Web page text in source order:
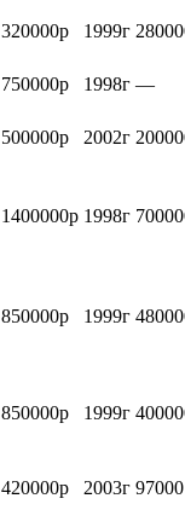
320000р 1999г
750000р 1998г —
500000р 2002г
1400000р 1998г
850000р 1999г
850000р 1999г
420000р 2003г